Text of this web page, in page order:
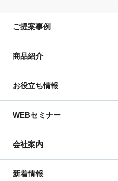
ご提案事例
商品紹介
お役立ち情報
WEBセミナー
会社案内
新着情報